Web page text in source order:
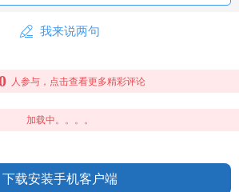
我来说两句
人参与，点击查看更多精彩评论
加载中。。。。
下载安装手机客户端